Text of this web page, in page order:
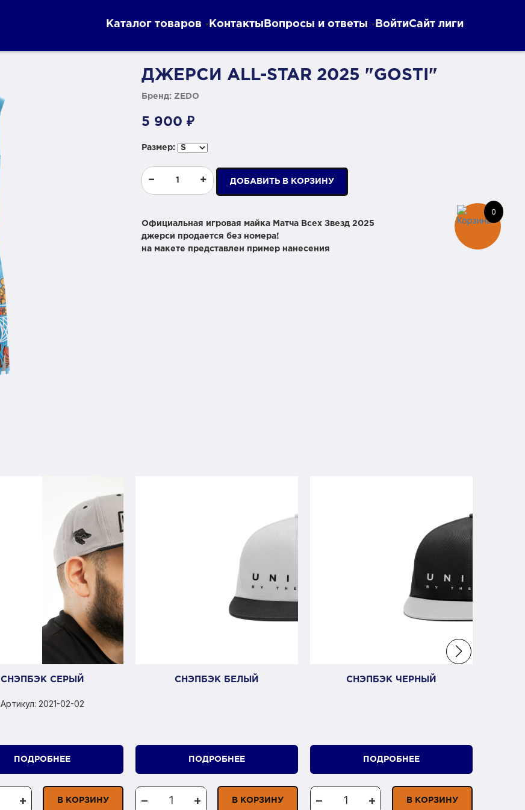
Каталог товаров Контакты Вопросы и ответы ВойтиСайт лиги
0
ДЖЕРСИ ALL-STAR 2025 "GOSTI"
Бренд: ZEDO
5 900 ₽
Размер:
− + ДОБАВИТЬ В КОРЗИНУ
Официальная игровая майка Матча Всех Звезд 2025
джерси продается без номера!
на макете представлен пример нанесения
СНЭПБЭК СЕРЫЙ
Артикул: 2021-02-02
ПОДРОБНЕЕ
+ В КОРЗИНУ
СНЭПБЭК БЕЛЫЙ
ПОДРОБНЕЕ
− + В КОРЗИНУ
СНЭПБЭК ЧЕРНЫЙ
ПОДРОБНЕЕ
− + В КОРЗИНУ